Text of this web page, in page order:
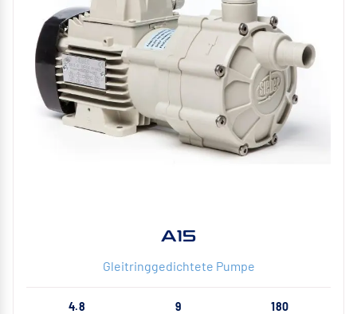
A15
Gleitringgedichtete Pumpe
4.8 9 180